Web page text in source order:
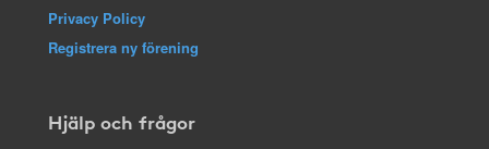
Privacy Policy
Registrera ny förening
Hjälp och frågor